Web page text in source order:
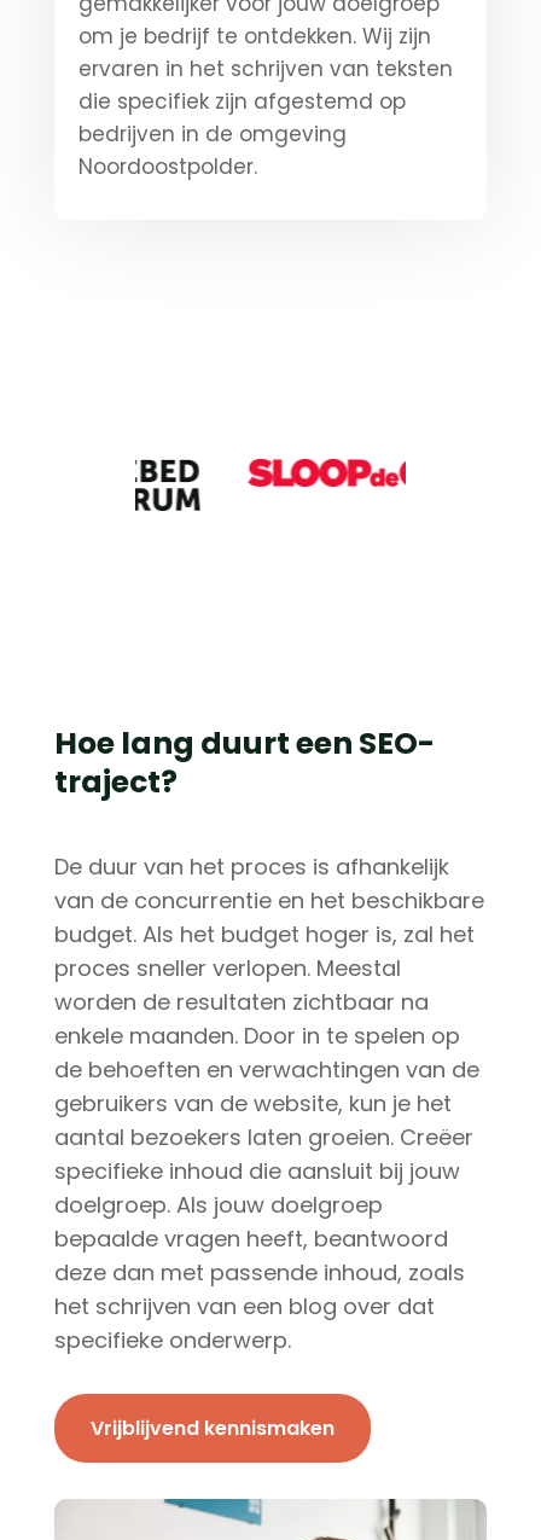
om je bedrijf te ontdekken. Wij zijn
ervaren in het schrijven van teksten
die specifiek zijn afgestemd op
bedrijven in de omgeving
Noordoostpolder.
Hoe lang duurt een SEO-
traject?
De duur van het proces is afhankelijk
van de concurrentie en het beschikbare
budget. Als het budget hoger is, zal het
proces sneller verlopen. Meestal
worden de resultaten zichtbaar na
enkele maanden. Door in te spelen op
de behoeften en verwachtingen van de
gebruikers van de website, kun je het
aantal bezoekers laten groeien. Creëer
specifieke inhoud die aansluit bij jouw
doelgroep. Als jouw doelgroep
bepaalde vragen heeft, beantwoord
deze dan met passende inhoud, zoals
het schrijven van een blog over dat
specifieke onderwerp.
Vrijblijvend kennismaken